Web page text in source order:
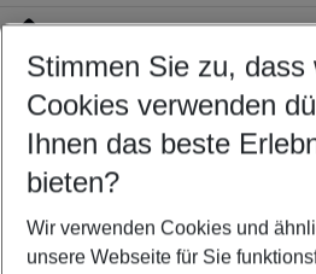
Location
Customize your offer
Find the perfect deal which suits
Your departure airport
Any airport
Select your date range
08/08/26–06/08/27 5-8
Stimmen Sie zu, dass
Cookies verwenden
Ihnen das beste
bieten?
Wir verwenden Cookies und
unsere Webseite für Sie